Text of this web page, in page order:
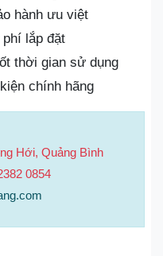
hành ưu việt
lắp đặt
thời gian sử dụng
chính hãng
Hới, Quảng Bình
0854